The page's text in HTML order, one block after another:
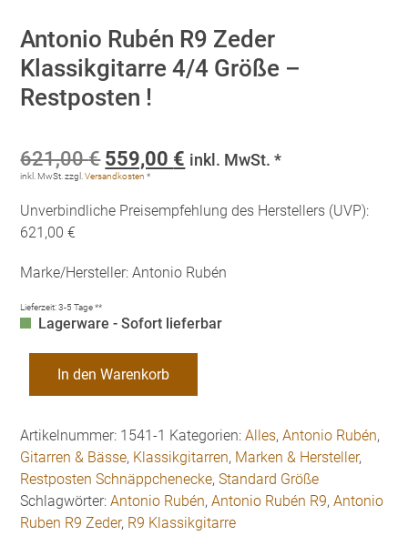
Antonio Rubén R9 Zeder
Klassikgitarre 4/4 Größe –
Restposten !
621,00€ Ursprünglicher
Preis
war:
621,00 €
559,00 € Aktueller
ist:
559,00 €.
inkl. MwSt. *
inkl. MwSt. zzgl.Versandkosten *
Unverbindliche Preisempfehlung des Herstellers (UVP):
621,00 €
Marke/Hersteller: Antonio Rubén
Lieferzeit:3-5 Tage **
Lagerware - Sofort lieferbar
Rubén
Zeder
Klassikgitarre
4/4
Größe
-
In den Warenkorb
Artikelnummer: 1541-1 Kategorien:Alles,Antonio Rubén,
Gitarren & Bässe, Klassikgitarren, Marken & Hersteller,
Restposten Schnäppchenecke,Standard Größe
Schlagwörter:Antonio Rubén,Antonio Rubén R9,Antonio
Ruben R9 Zeder, R9 Klassikgitarre